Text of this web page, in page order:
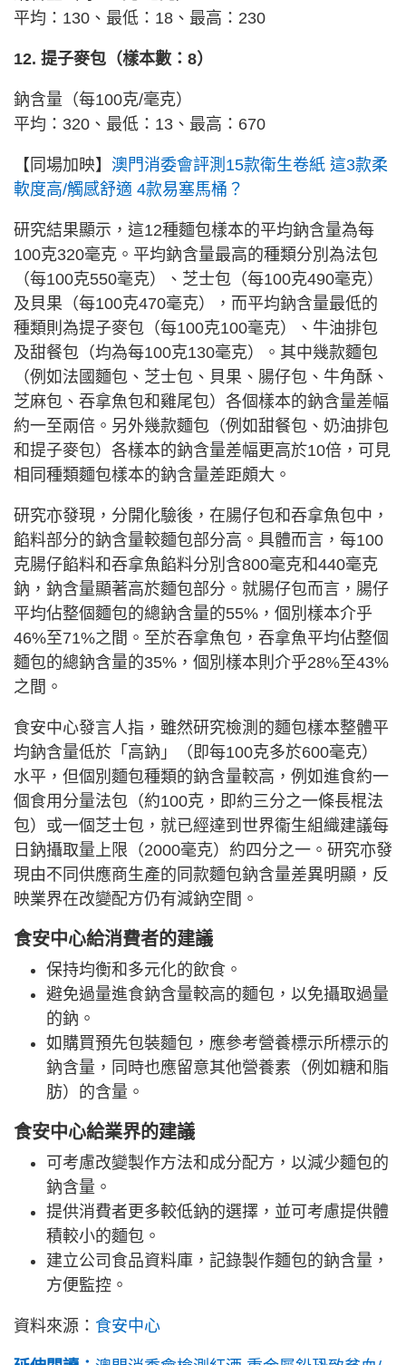
平均：130、最低：18、最高：230
12. 提子麥包（樣本數：8）
鈉含量（每100克/毫克）
平均：320、最低：13、最高：670
【同場加映】 澳門消委會評測15款衛生卷紙 這3款柔
軟度高/觸感舒適 4款易塞馬桶？
研究結果顯示，這12種麵包樣本的平均鈉含量為每
100克320毫克。平均鈉含量最高的種類分別為法包
（每100克550毫克）、芝士包（每100克490毫克）
及貝果（每100克470毫克），而平均鈉含量最低的
種類則為提子麥包（每100克100毫克）、牛油排包
及甜餐包（均為每100克130毫克）。其中幾款麵包
（例如法國麵包、芝士包、貝果、腸仔包、牛角酥、
芝麻包、吞拿魚包和雞尾包）各個樣本的鈉含量差幅
約一至兩倍。另外幾款麵包（例如甜餐包、奶油排包
和提子麥包）各樣本的鈉含量差幅更高於10倍，可見
相同種類麵包樣本的鈉含量差距頗大。
研究亦發現，分開化驗後，在腸仔包和吞拿魚包中，
餡料部分的鈉含量較麵包部分高。具體而言，每100
克腸仔餡料和吞拿魚餡料分別含800毫克和440毫克
鈉，鈉含量顯著高於麵包部分。就腸仔包而言，腸仔
平均佔整個麵包的總鈉含量的55%，個別樣本介乎
46%至71%之間。至於吞拿魚包，吞拿魚平均佔整個
麵包的總鈉含量的35%，個別樣本則介乎28%至43%
之間。
食安中心發言人指，雖然研究檢測的麵包樣本整體平
均鈉含量低於「高鈉」（即每100克多於600毫克）
水平，但個別麵包種類的鈉含量較高，例如進食約一
個食用分量法包（約100克，即約三分之一條長棍法
包）或一個芝士包，就已經達到世界衞生組織建議每
日鈉攝取量上限（2000毫克）約四分之一。研究亦發
現由不同供應商生產的同款麵包鈉含量差異明顯，反
映業界在改變配方仍有減鈉空間。
食安中心給消費者的建議
保持均衡和多元化的飲食。
避免過量進食鈉含量較高的麵包，以免攝取過量
的鈉。
如購買預先包裝麵包，應參考營養標示所標示的
鈉含量，同時也應留意其他營養素（例如糖和脂
肪）的含量。
食安中心給業界的建議
可考慮改變製作方法和成分配方，以減少麵包的
鈉含量。
提供消費者更多較低鈉的選擇，並可考慮提供體
積較小的麵包。
建立公司食品資料庫，記錄製作麵包的鈉含量，
方便監控。
資料來源： 食安中心